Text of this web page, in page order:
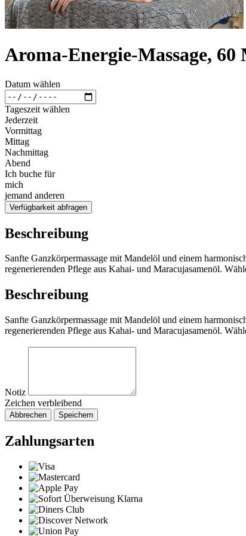
Aroma-Energie-Massage, 60
Datum wählen
Tageszeit wählen
Jederzeit
Vormittag
Mittag
Nachmittag
Abend
Ich buche für
mich
jemand anderen
Verfügbarkeit abfragen
Beschreibung
Sanfte Ganzkörpermassage mit Mandelöl und einem
regenerierenden Pflege aus Kahai- und Maracujasamenöl.
Beschreibung
Sanfte Ganzkörpermassage mit Mandelöl und einem
regenerierenden Pflege aus Kahai- und Maracujasamenöl.
Notiz
Zeichen verbleibend
Abbrechen Speichern
Zahlungsarten